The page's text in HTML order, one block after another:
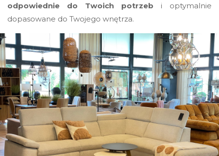
odpowiednie do Twoich potrzeb i optymalnie
dopasowane do Twojego wnętrza.